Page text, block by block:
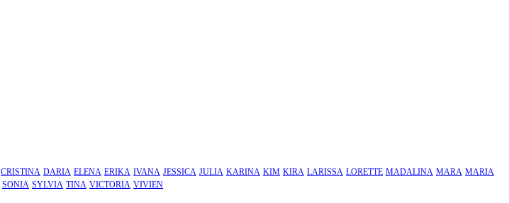
CRISTINA DARIA ELENA ERIKA IVANA JESSICA JULIA KARINA KIM KIRA LARISSA LORETTE MADALINA MARA MARIA
SONIA SYLVIA TINA VICTORIA VIVIEN